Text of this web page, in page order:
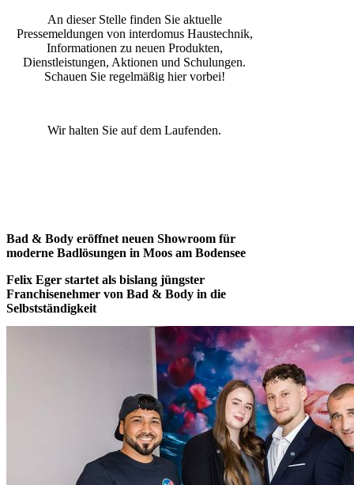
An dieser Stelle finden Sie aktuelle
Pressemeldungen von interdomus Haustechnik,
Informationen zu neuen Produkten,
Dienstleistungen, Aktionen und Schulungen.
Schauen Sie regelmäßig hier vorbei!
Wir halten Sie auf dem Laufenden.
Bad & Body eröffnet neuen Showroom für
moderne Badlösungen in Moos am Bodensee
Felix Eger startet als bislang jüngster
Franchisenehmer von Bad & Body in die
Selbstständigkeit